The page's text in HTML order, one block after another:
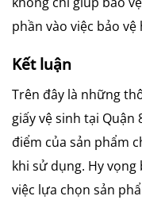
phần vào việc bảo
Kết luận
Trên đây là những
giấy vệ sinh tại Quận
điểm của sản phẩm
khi sử dụng. Hy
việc lựa chọn sản